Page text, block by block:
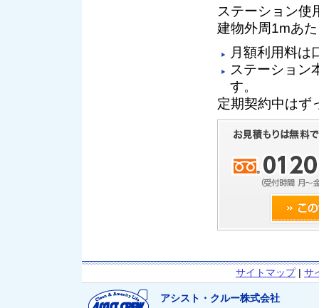
ステーション使
建物外周1mあ
月額利用料は
ステーション
す。
定期契約中はず
サイトマップ| サ
アシスト・クルー株式会社